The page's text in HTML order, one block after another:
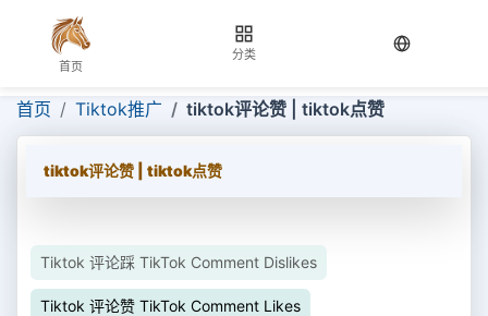
首页
分类
当前语言
首页 Tiktok推广 tiktok评论赞 | tiktok点赞
tiktok评论赞 | tiktok点赞
Tiktok 评论踩 TikTok Comment Dislikes
Tiktok 评论赞 TikTok Comment Likes